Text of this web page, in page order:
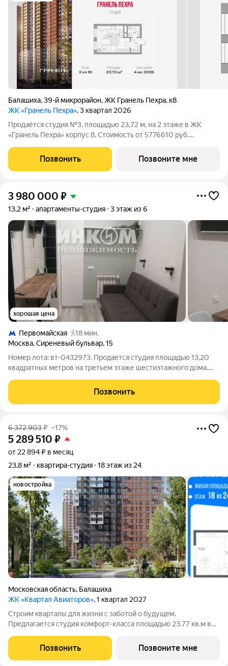
Балашиха,39-й микрорайон,ЖК Гранель Пехра, к8
ЖК «Гранель Пехра», 3 квартал 2026
Продаётся студия №3, площадью 23,72 м, на 2 этаже в ЖК
«Гранель Пехра» корпус 8. Стоимость от 5776610 руб.
двор. Современный комплекс «Гранель Пехра» расположен в
северной части Балашихи, в 8
Позвонить Позвоните мне
3 980 000 ₽
13,2 м² апартаменты-студия 3 этаж из 6
хорошая цена
Первомайская
18 мин.
Москва,Сиреневый бульвар,15
Номер лота: вт-0432973. Продается студия площадью 13,20
квадратных метров на третьем этаже шестиэтажного дома.
всем необходимым: имеется удобный диван, рабочий стол и
современная кухня с
Позвонить
6 372 903₽ –17%
5 289 510 ₽
от 22 894 ₽ в месяц
23,8 м²
квартира-студия 18 этаж из 24
новостройка
Московская область, Балашиха
ЖК «Квартал Авиаторов», 1 квартал 2027
Строим кварталы для жизни с заботой о будущем.
Предлагается студия комфорт-класса площадью 23.77 кв.м в
комплексе "Квартал Авиаторов".Квартиры комплекса на
выбор: могут быть как с отделкой, так и
Позвонить Позвоните мне